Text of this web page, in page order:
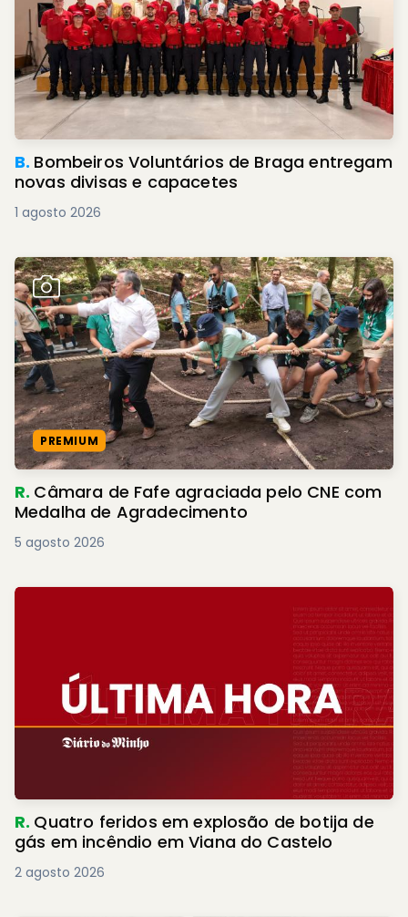
B. Bombeiros Voluntários de Braga entregam
novas divisas e capacetes
1 agosto 2026
PREMIUM
R. Câmara de Fafe agraciada pelo CNE com
Medalha de Agradecimento
5 agosto 2026
R. Quatro feridos em explosão de botija de
gás em incêndio em Viana do Castelo
2 agosto 2026